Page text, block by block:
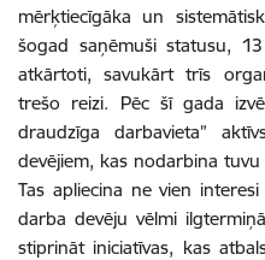
mērķtiecīgāka un
šogad saņēmuši statusu,
atkārtoti, savukārt trīs
trešo reizi. Pēc šī gada
draudzīga darbavieta”
devējiem, kas nodarbina
Tas apliecina ne vien
darba devēju vēlmi
stiprināt iniciatīvas, kas